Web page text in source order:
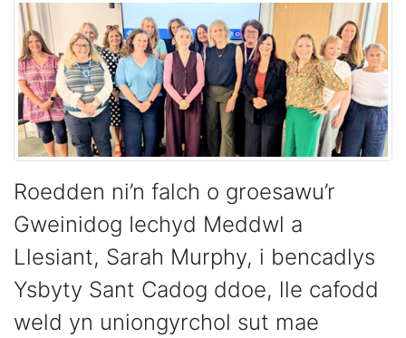
Roedden ni’n falch o groesawu’r
Gweinidog Iechyd Meddwl a
Llesiant, Sarah Murphy, i bencadlys
Ysbyty Sant Cadog ddoe, lle cafodd
weld yn uniongyrchol sut mae